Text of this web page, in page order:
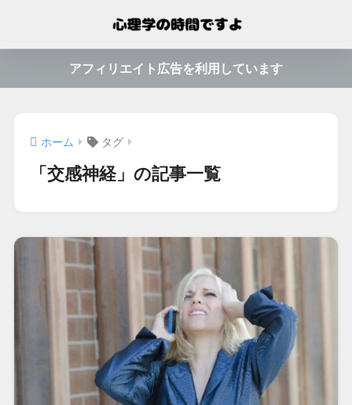
アフィリエイト広告を利用しています
ホーム タグ
「交感神経」の記事一覧